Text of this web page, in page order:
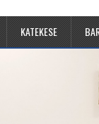
KATEKESE